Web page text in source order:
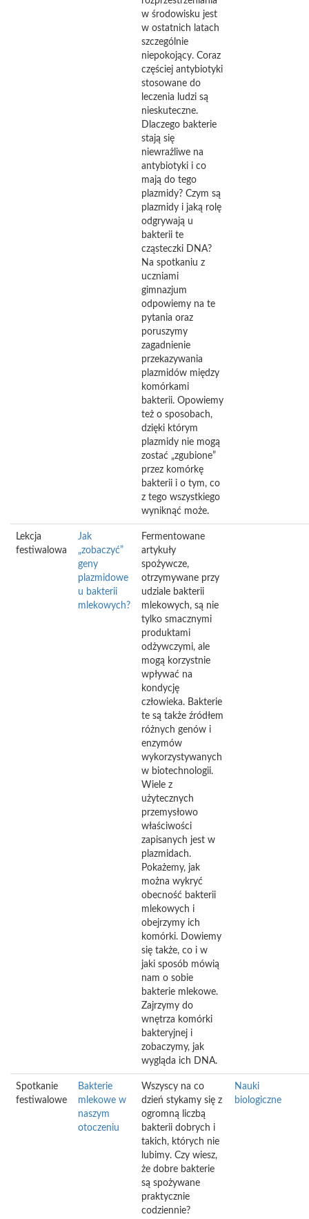
w środowisku jest
w ostatnich latach
szczególnie
niepokojący. Coraz
częściej antybiotyki
stosowane do
leczenia ludzi są
nieskuteczne.
Dlaczego bakterie
stają się
niewrażliwe na
antybiotyki i co
mają do tego
plazmidy? Czym są
plazmidy i jaką rolę
odgrywają u
bakterii te
cząsteczki DNA?
Na spotkaniu z
uczniami
gimnazjum
odpowiemy na te
pytania oraz
poruszymy
zagadnienie
przekazywania
plazmidów między
komórkami
bakterii. Opowiemy
też o sposobach,
dzięki którym
plazmidy nie mogą
zostać „zgubione”
przez komórkę
bakterii i o tym, co
z tego wszystkiego
wyniknąć może.
Lekcja
festiwalowa
Jak
„zobaczyć”
geny
plazmidowe
u bakterii
mlekowych?
Fermentowane
artykuły
spożywcze,
otrzymywane przy
udziale bakterii
mlekowych, są nie
tylko smacznymi
produktami
odżywczymi, ale
mogą korzystnie
wpływać na
kondycję
człowieka. Bakterie
te są także źródłem
różnych genów i
enzymów
wykorzystywanych
w biotechnologii.
Wiele z
użytecznych
przemysłowo
właściwości
zapisanych jest w
plazmidach.
Pokażemy, jak
można wykryć
obecność bakterii
mlekowych i
obejrzymy ich
komórki. Dowiemy
się także, co i w
jaki sposób mówią
nam o sobie
bakterie mlekowe.
Zajrzymy do
wnętrza komórki
bakteryjnej i
zobaczymy, jak
wygląda ich DNA.
Spotkanie
festiwalowe
Bakterie
mlekowe w
naszym
otoczeniu
Wszyscy na co
dzień stykamy się z
ogromną liczbą
bakterii dobrych i
takich, których nie
lubimy. Czy wiesz,
że dobre bakterie
są spożywane
praktycznie
codziennie?
Nauki
biologiczne